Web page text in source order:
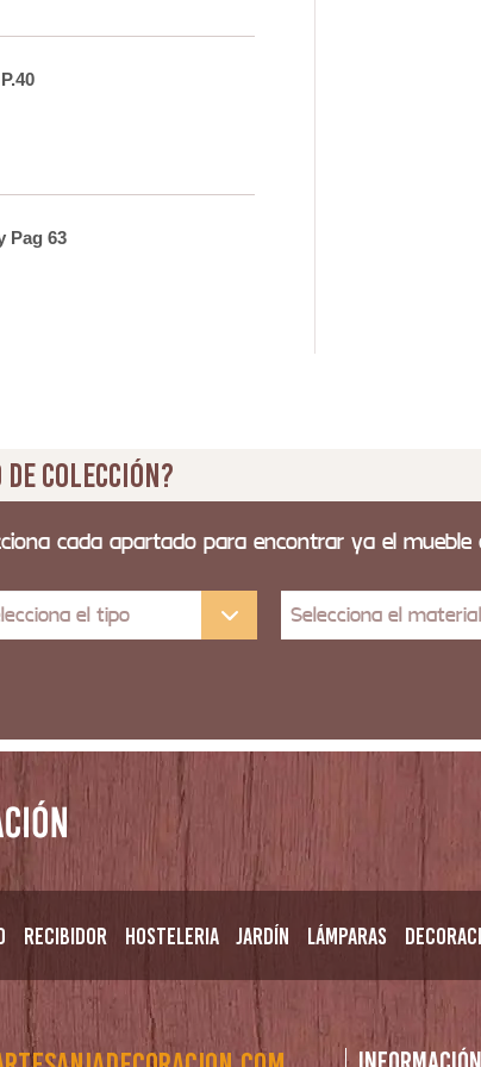
Pag 63
de colección?
cada apartado para encontrar ya el
el tipo Selecciona el material
Recibidor Hosteleria Jardín Lámparas